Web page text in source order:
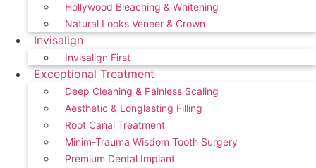
Hollywood Bleaching & Whitening
Natural Looks Veneer & Crown
Invisalign
Invisalign First
Exceptional Treatment
Deep Cleaning & Painless Scaling
Aesthetic & Longlasting Filling
Root Canal Treatment
Minim-Trauma Wisdom Tooth Surgery
Premium Dental Implant